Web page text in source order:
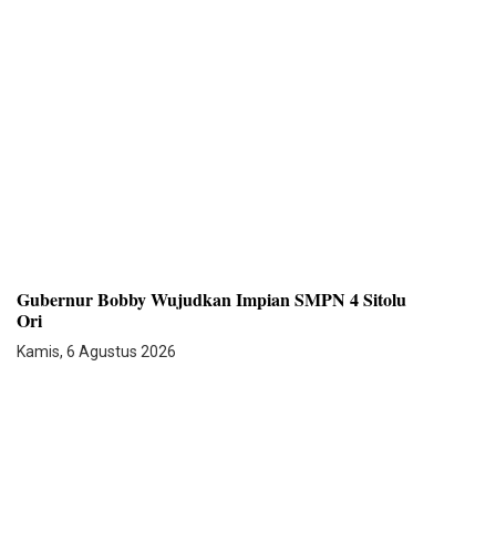
Gubernur Bobby Wujudkan Impian SMPN 4 Sitolu
Ori
Kamis, 6 Agustus 2026